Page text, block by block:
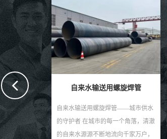
螺旋焊管
焊管——城市供水
一个角落，清澈
流向千家万户，
排水用Q235B螺旋钢管
在现代工业与建筑领域，排水系统的
重要性不言而喻。它关乎着工程的顺
畅运行，也直接影响着环境的质量与